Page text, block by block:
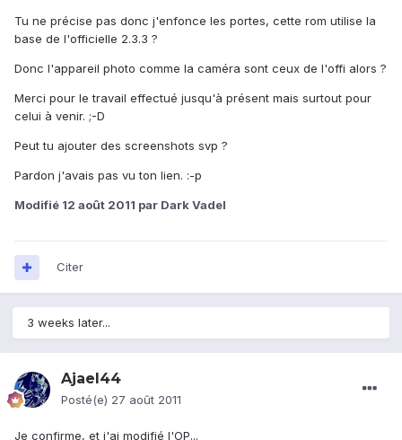
Tu ne précise pas donc j'enfonce les portes, cette rom utilise la
base de l'officielle 2.3.3 ?
Donc l'appareil photo comme la caméra sont ceux de l'offi alors ?
Merci pour le travail effectué jusqu'à présent mais surtout pour
celui à venir. ;-D
Peut tu ajouter des screenshots svp ?
Pardon j'avais pas vu ton lien. :-p
Modifié 12 août 2011 par Dark Vadel
Citer
3 weeks later...
Ajael44
Posté(e) 27 août 2011
Je confirme, et j'ai modifié l'OP...